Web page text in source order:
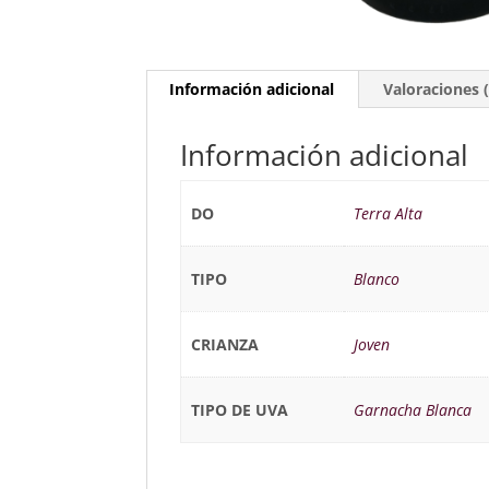
Información adicional Valoraciones
Información adicional
DO Terra Alta
TIPO Blanco
CRIANZA Joven
TIPO DE UVA Garnacha Blanca